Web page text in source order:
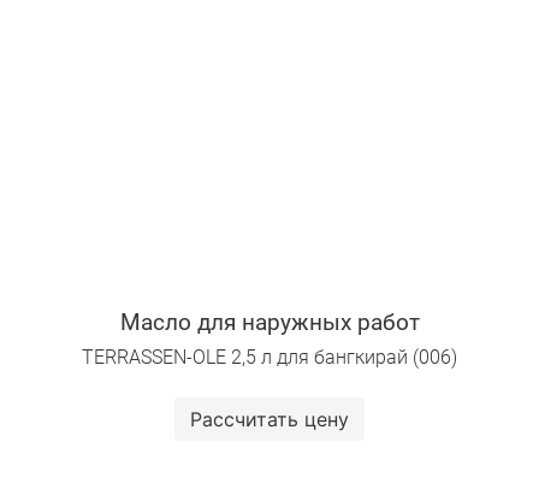
Масло для наружных работ
TERRASSEN-OLE 2,5 л для бангкирай (006)
Рассчитать цену